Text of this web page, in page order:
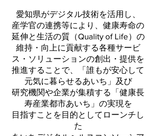
愛知県がデジタル技術を活用し、
産学官の連携等により、健康寿命の
延伸と生活の質（Quality of Life）の
維持・向上に貢献する各種サービ
ス・ソリューションの創出・提供を
推進することで、「誰もが安心して
元気に暮らせるあいち」及び
研究機関や企業が集積する「健康長
寿産業都市あいち」の実現を
目指すことを目的としてローンチし
た